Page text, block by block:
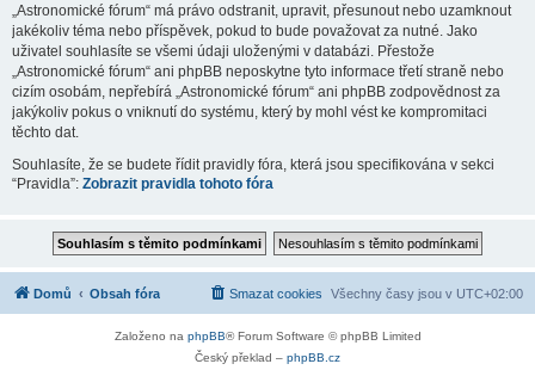
„Astronomické fórum“ má právo odstranit, upravit, přesunout nebo uzamknout
jakékoliv téma nebo příspěvek, pokud to bude považovat za nutné. Jako
uživatel souhlasíte se všemi údaji uloženými v databázi. Přestože
„Astronomické fórum“ ani phpBB neposkytne tyto informace třetí straně nebo
cizím osobám, nepřebírá „Astronomické fórum“ ani phpBB zodpovědnost za
jakýkoliv pokus o vniknutí do systému, který by mohl vést ke kompromitaci
těchto dat.
Souhlasíte, že se budete řídit pravidly fóra, která jsou specifikována v sekci
“Pravidla”: Zobrazit pravidla tohoto fóra
Domů Obsah fóra Všechny časy jsou v UTC+02:00
Smazat cookies
Založeno na phpBB® Forum Software © phpBB Limited
Český překlad – phpBB.cz